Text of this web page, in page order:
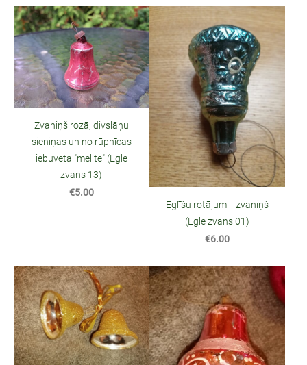
Zvaniņš rozā, divslāņu
sieniņas un no rūpnīcas
iebūvēta "mēlīte" (Egle
zvans 13)
€5.00
Eglīšu rotājumi - zvaniņš
(Egle zvans 01)
€6.00